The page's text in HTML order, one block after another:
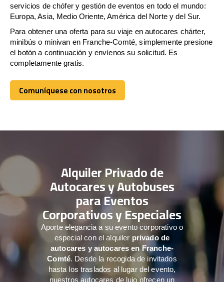
servicios de chófer y gestión de eventos en todo el mundo:
Europa, Asia, Medio Oriente, América del Norte y del Sur.
Para obtener una oferta para su viaje en autocares chárter,
minibús o minivan en Franche-Comté, simplemente presione
el botón a continuación y envíenos su solicitud. Es
completamente gratis.
Comuníquese con nosotros
Comuníquese con nosotros
Alquiler Privado de
Autocares y Autobuses
para Eventos
Corporativos y Especiales
Aporte elegancia a su evento corporativo o
especial con el alquiler privado de
autocares y autocares en Franche-
Comté. Desde la recogida de invitados
hasta los traslados al lugar del evento,
nuestros autocares de lujo ofrecen un